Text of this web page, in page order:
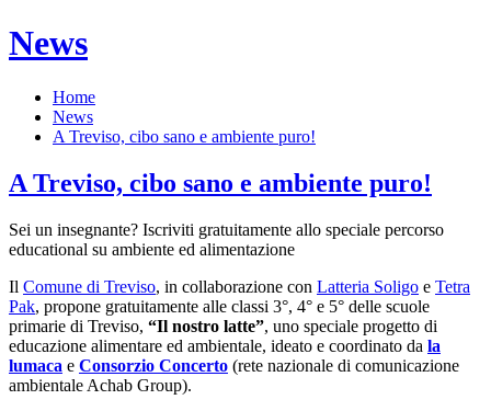
News
Home
News
A Treviso, cibo sano e ambiente puro!
A Treviso, cibo sano e ambiente puro!
Sei un insegnante? Iscriviti gratuitamente allo speciale percorso
educational su ambiente ed alimentazione
Il Comune di Treviso, in collaborazione con Latteria Soligo e Tetra
Pak, propone gratuitamente alle classi 3°, 4° e 5° delle scuole
primarie di Treviso, “Il nostro latte”, uno speciale progetto di
educazione alimentare ed ambientale, ideato e coordinato da la
lumaca e Consorzio Concerto (rete nazionale di comunicazione
ambientale Achab Group).